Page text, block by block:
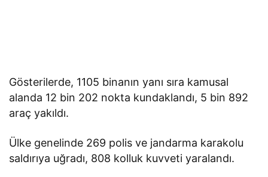
Gösterilerde, 1105 binanın yanı sıra kamusal
alanda 12 bin 202 nokta kundaklandı, 5 bin 892
araç yakıldı.
Ülke genelinde 269 polis ve jandarma karakolu
saldırıya uğradı, 808 kolluk kuvveti yaralandı.